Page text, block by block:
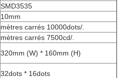
SMD3535
10mm
mètres carrés 10000dots/.
mètres carrés 7500cd/.
320mm (W) * 160mm (H)
32dots * 16dots